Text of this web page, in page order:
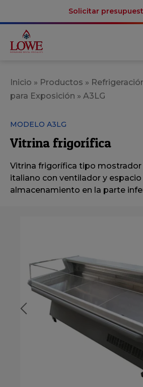
Solicitar
Inicio » Productos »
para Exposición » A3LG
MODELO A3LG
Vitrina frigorí­fica
Vitrina frigorí­fica tipo mostrador
italiano con ventilador y espacio
almacenamiento en la parte